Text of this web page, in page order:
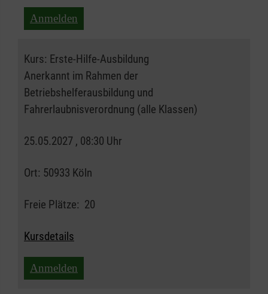
Anmelden
Kurs: Erste-Hilfe-Ausbildung
Anerkannt im Rahmen der
Betriebshelferausbildung und
Fahrerlaubnisverordnung (alle Klassen)
25.05.2027 , 08:30 Uhr
Ort: 50933 Köln
Freie Plätze: 20
Kursdetails
Anmelden